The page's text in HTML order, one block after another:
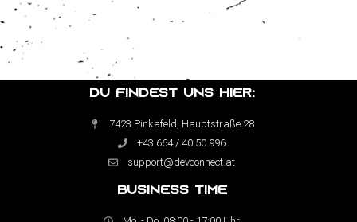
DU FINDEST UNS HIER:
7423 Pinkafeld, Hauptstraße 28
+43 664 / 40 50 996
support@devconnect.at
BUSINESS TIME